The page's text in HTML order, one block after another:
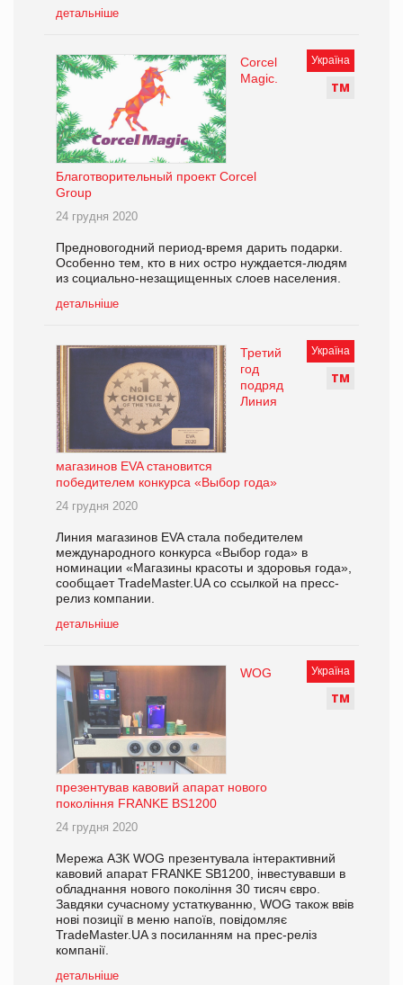
детальніше
Україна
ТМ
Corcel
Magic.
Благотворительный проект Corcel
Group
24 грудня 2020
Предновогодний период-время дарить подарки.
Особенно тем, кто в них остро нуждается-людям
из социально-незащищенных слоев населения.
детальніше
Україна
ТМ
Третий
год
подряд
Линия
магазинов EVA становится
победителем конкурса «Выбор года»
24 грудня 2020
Линия магазинов EVA стала победителем
международного конкурса «Выбор года» в
номинации «Магазины красоты и здоровья года»,
сообщает TradeMaster.UA со ссылкой на пресс-
релиз компании.
детальніше
Україна
ТМ
WOG
презентував кавовий апарат нового
покоління FRANKE BS1200
24 грудня 2020
Мережа АЗК WOG презентувала інтерактивний
кавовий апарат FRANKE SB1200, інвестувавши в
обладнання нового покоління 30 тисяч євро.
Завдяки сучасному устаткуванню, WOG також ввів
нові позиції в меню напоїв, повідомляє
TradeMaster.UA з посиланням на прес-реліз
компанії.
детальніше